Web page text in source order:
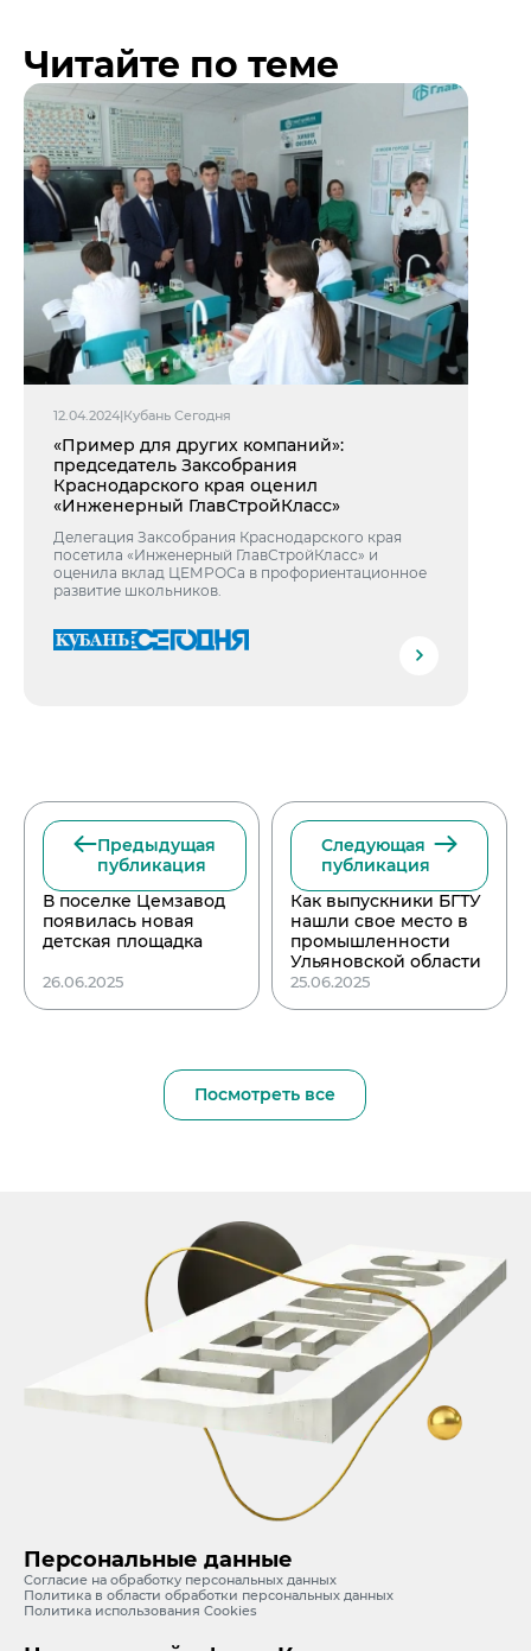
Читайте по теме
12.04.2024|Кубань Сегодня
«Пример для других компаний»:
председатель Заксобрания
Краснодарского края оценил
«Инженерный ГлавСтройКласс»
Делегация Заксобрания Краснодарского края
посетила «Инженерный ГлавСтройКласс» и
оценила вклад ЦЕМРОСа в профориентационное
развитие школьников.
Предыдущая
публикация
В поселке Цемзавод
появилась новая
детская площадка
26.06.2025
Следующая
публикация
Как выпускники БГТУ
нашли свое место в
промышленности
Ульяновской области
25.06.2025
Посмотреть все
Персональные данные
Согласие на обработку персональных данных
Политика в области обработки персональных данных
Политика использования Cookies